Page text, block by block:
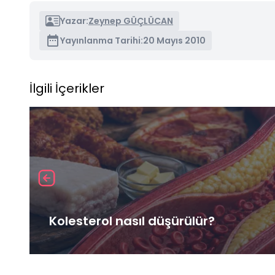
Yazar:Zeynep GÜÇLÜCAN
Yayınlanma Tarihi:20 Mayıs 2010
İlgili İçerikler
Kolesterol nasıl düşürülür?